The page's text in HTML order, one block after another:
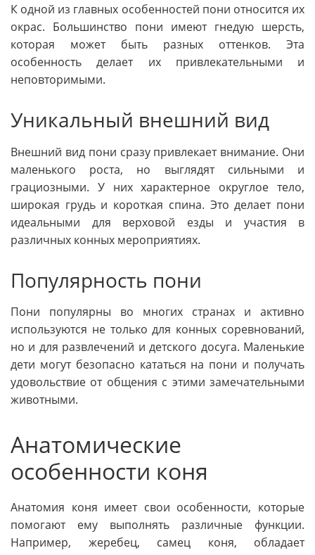
К одной из главных особенностей пони относится их
окрас. Большинство пони имеют гнедую шерсть,
которая может быть разных оттенков. Эта
особенность делает их привлекательными и
неповторимыми.
Уникальный внешний вид
Внешний вид пони сразу привлекает внимание. Они
маленького роста, но выглядят сильными и
грациозными. У них характерное округлое тело,
широкая грудь и короткая спина. Это делает пони
идеальными для верховой езды и участия в
различных конных мероприятиях.
Популярность пони
Пони популярны во многих странах и активно
используются не только для конных соревнований,
но и для развлечений и детского досуга. Маленькие
дети могут безопасно кататься на пони и получать
удовольствие от общения с этими замечательными
животными.
Анатомические
особенности коня
Анатомия коня имеет свои особенности, которые
помогают ему выполнять различные функции.
Например, жеребец, самец коня, обладает